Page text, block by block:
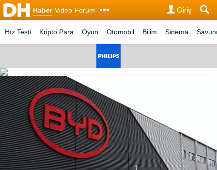
Haber Video Forum Giriş
Hız Testi Kripto Para Oyun Otomobil Bilim Sinema